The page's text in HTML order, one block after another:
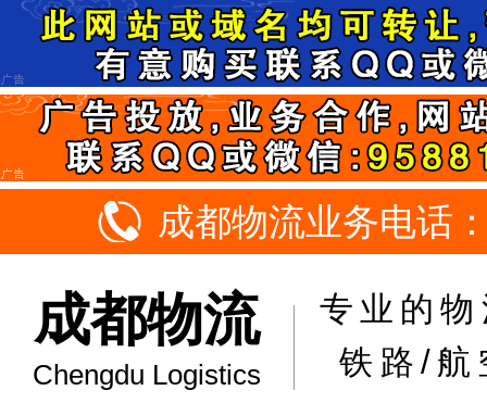
成都物流业务电话
成都物流
Chengdu Logistics
专业的
铁路/航